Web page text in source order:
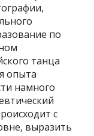
по
танца
опыта
намного
с
выразить